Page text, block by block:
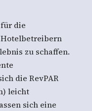
die
zu schaffen.
die RevPAR
leicht
sich eine